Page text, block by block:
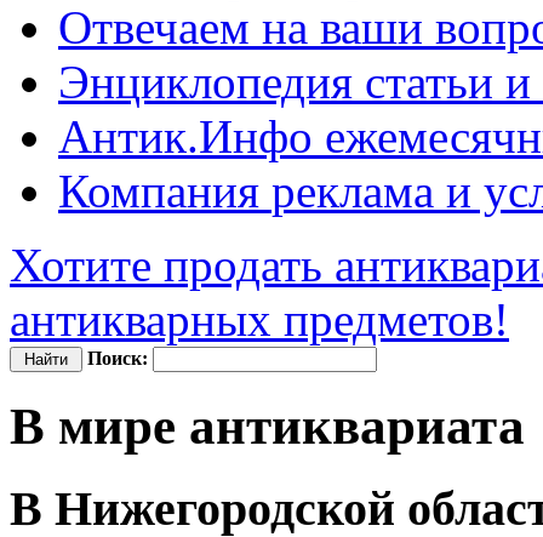
Отвечаем на ваши
Энциклопедия статьи
Антик.Инфо
Компания реклама и
Хотите продать
антикварных предметов!
Поиск:
В мире антиквариата
В Нижегородской